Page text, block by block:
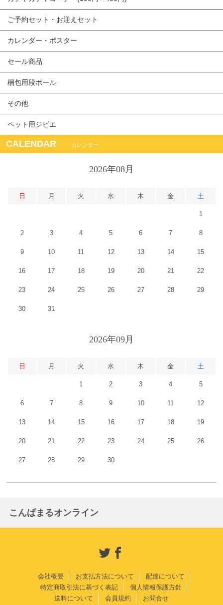
ご予約セット・お迎えセット
カレンダー・ポスター
セール商品
梱包用段ボール
その他
ペット用ジビエ
CALENDAR カレンダー
2026年08月
日 月 火 水 木 金 土
1
2 3 4 5 6 7 8
9 10 11 12 13 14 15
16 17 18 19 20 21 22
23 24 25 26 27 28 29
30 31
2026年09月
日 月 火 水 木 金 土
1 2 3 4 5
6 7 8 9 10 11 12
13 14 15 16 17 18 19
20 21 22 23 24 25 26
27 28 29 30
こんぱまるオンライン
会社概要 お支払方法について
配達について
特定商取引法に基づく表記
個人情報保護方針
送料について
会員規約 お問合せ